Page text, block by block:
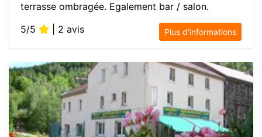
terrasse ombragée. Egalement bar / salon.
5/5
| 2 avis Plus d'informations